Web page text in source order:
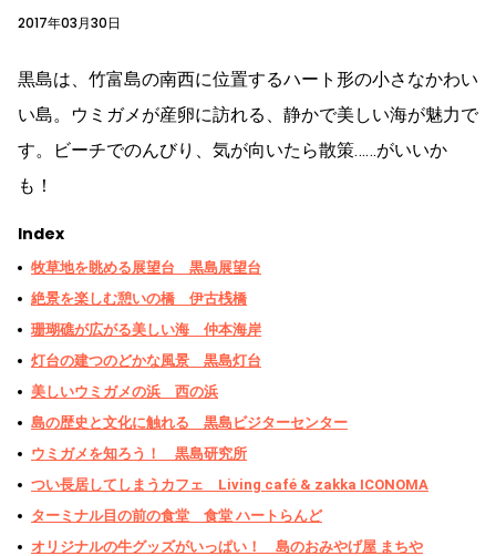
2017年03月30日
黒島は、竹富島の南西に位置するハート形の小さなかわい
い島。ウミガメが産卵に訪れる、静かで美しい海が魅力で
す。ビーチでのんびり、気が向いたら散策……がいいか
も！
Index
牧草地を眺める展望台 黒島展望台
絶景を楽しむ憩いの橋 伊古桟橋
珊瑚礁が広がる美しい海 仲本海岸
灯台の建つのどかな風景 黒島灯台
美しいウミガメの浜 西の浜
島の歴史と文化に触れる 黒島ビジターセンター
ウミガメを知ろう！ 黒島研究所
つい長居してしまうカフェ Living café & zakka ICONOMA
ターミナル目の前の食堂 食堂 ハートらんど
オリジナルの牛グッズがいっぱい！ 島のおみやげ屋 まちや